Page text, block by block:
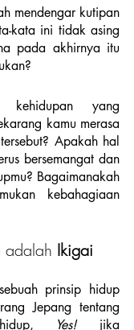
mendengar kutipan
kata ini tidak asing
pada akhirnya itu
kehidupan yang
kamu merasa
Apakah hal
bersemangat dan
Bagaimanakah
kebahagiaan
adalah Ikigai
prinsip hidup
Jepang tentang
Yes! jika